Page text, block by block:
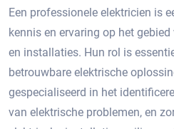
Een professionele elektricien is
kennis en ervaring op het
en installaties.​ Hun rol is
betrouwbare elektrische
gespecialiseerd in het
van elektrische problemen, en